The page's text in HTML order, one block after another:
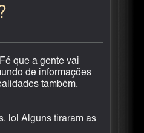
que a gente vai
de informações
também.
lol Alguns tiraram as